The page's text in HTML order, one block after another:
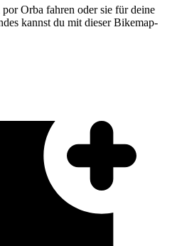
Orba fahren oder sie für deine
kannst du mit dieser Bikemap-